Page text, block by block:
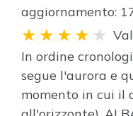
aggiornamento:
In ordine
segue l'aurora e
momento in cui il